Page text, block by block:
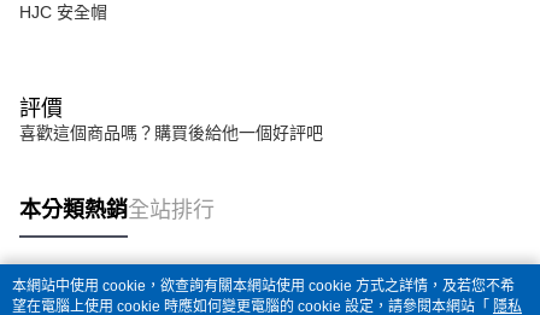
HJC 安全帽
評價
喜歡這個商品嗎？購買後給他一個好評吧
本分類熱銷全站排行
熱門標籤
本網站中使用 cookie，欲查詢有關本網站使用 cookie 方式之詳情，及若您不希
望在電腦上使用 cookie 時應如何變更電腦的 cookie 設定，請參閱本網站「 隱私